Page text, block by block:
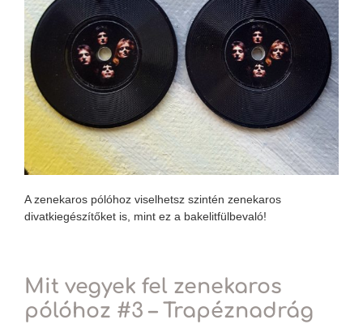
A zenekaros pólóhoz viselhetsz szintén zenekaros
divatkiegészítőket is, mint ez a bakelitfülbevaló!
Mit vegyek fel zenekaros
pólóhoz #3 – Trapéznadrág